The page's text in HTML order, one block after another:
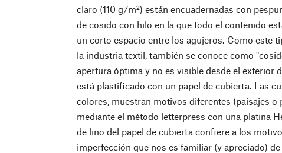
claro (110 g/m²) están encuadernadas con
de cosido con hilo en la que todo el contenido
un corto espacio entre los agujeros. Como este
la industria textil, también se conoce como
apertura óptima y no es visible desde el exterior
está plastificado con un papel de cubierta. Las
colores, muestran motivos diferentes (paisajes o
mediante el método letterpress con una platina
de lino del papel de cubierta confiere a los
imperfección que nos es familiar (y apreciado)